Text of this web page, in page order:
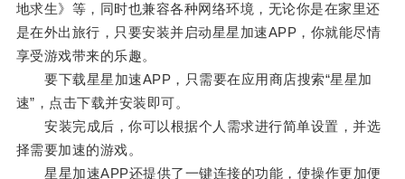
地求生》等，同时也兼容各种网络环境，无论你是在家里还
是在外出旅行，只要安装并启动星星加速APP，你就能尽情
享受游戏带来的乐趣。
要下载星星加速APP，只需要在应用商店搜索“星星加
速”，点击下载并安装即可。
安装完成后，你可以根据个人需求进行简单设置，并选
择需要加速的游戏。
星星加速APP还提供了一键连接的功能，使操作更加便